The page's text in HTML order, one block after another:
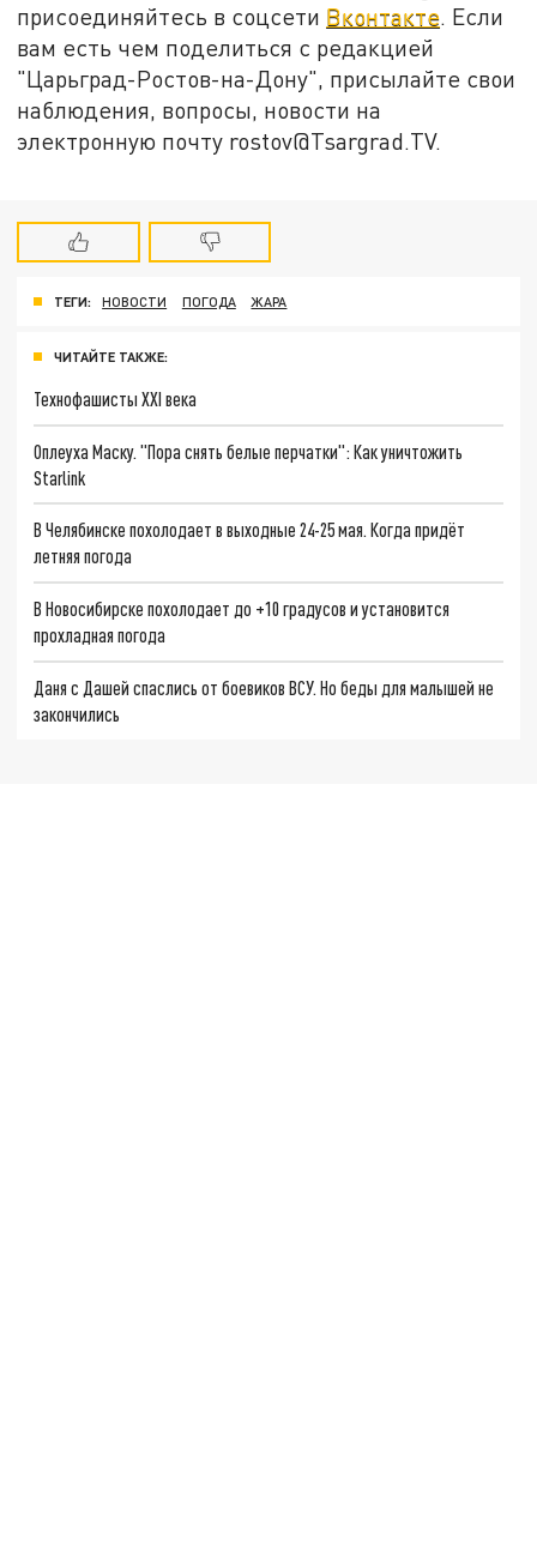
присоединяйтесь в соцсети Вконтакте . Если
вам есть чем поделиться с редакцией
"Царьград-Ростов-на-Дону", присылайте свои
наблюдения, вопросы, новости на
электронную почту rostov@Tsargrad.ТV.
ТЕГИ: НОВОСТИ ПОГОДА ЖАРА
ЧИТАЙТЕ ТАКЖЕ:
Технофашисты XXI века
Оплеуха Маску. "Пора снять белые перчатки": Как уничтожить
Starlink
В Челябинске похолодает в выходные 24-25 мая. Когда придёт
летняя погода
В Новосибирске похолодает до +10 градусов и установится
прохладная погода
Даня с Дашей спаслись от боевиков ВСУ. Но беды для малышей не
закончились